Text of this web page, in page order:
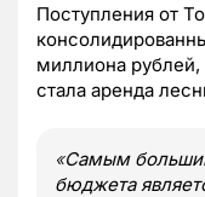
Поступления от
миллиона
стала аренда
«Самым
бюджета